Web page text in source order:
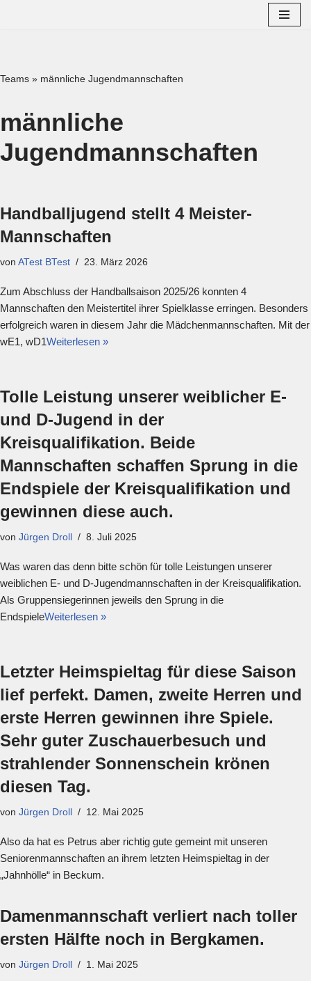
Teams » männliche Jugendmannschaften
männliche
Jugendmannschaften
Handballjugend stellt 4 Meister-
Mannschaften
von ATest BTest 23. März 2026
Zum Abschluss der Handballsaison 2025/26 konnten 4
Mannschaften den Meistertitel ihrer Spielklasse erringen. Besonders
erfolgreich waren in diesem Jahr die Mädchenmannschaften. Mit der
wE1, wD1Weiterlesen »
Tolle Leistung unserer weiblicher E-
und D-Jugend in der
Kreisqualifikation. Beide
Mannschaften schaffen Sprung in die
Endspiele der Kreisqualifikation und
gewinnen diese auch.
von Jürgen Droll 8. Juli 2025
Was waren das denn bitte schön für tolle Leistungen unserer
weiblichen E- und D-Jugendmannschaften in der Kreisqualifikation.
Als Gruppensiegerinnen jeweils den Sprung in die
EndspieleWeiterlesen »
Letzter Heimspieltag für diese Saison
lief perfekt. Damen, zweite Herren und
erste Herren gewinnen ihre Spiele.
Sehr guter Zuschauerbesuch und
strahlender Sonnenschein krönen
diesen Tag.
von Jürgen Droll 12. Mai 2025
Also da hat es Petrus aber richtig gute gemeint mit unseren
Seniorenmannschaften an ihrem letzten Heimspieltag in der
„Jahnhölle“ in Beckum.
Damenmannschaft verliert nach toller
ersten Hälfte noch in Bergkamen.
von Jürgen Droll 1. Mai 2025